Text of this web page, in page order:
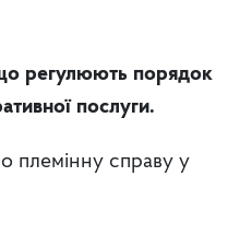
регулюють порядок
послуги.
племінну справу у